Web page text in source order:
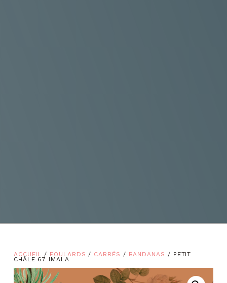
ACCUEIL / FOULARDS / CARRÉS / BANDANAS / PETIT
CHÂLE 67 IMALA